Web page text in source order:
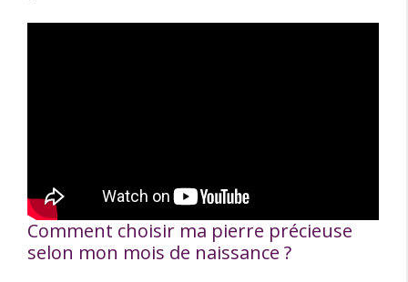
Comment choisir ma pierre précieuse
selon mon mois de naissance ?